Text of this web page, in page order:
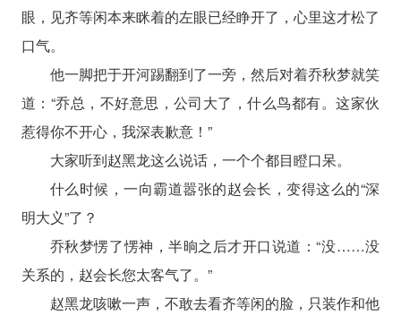
眼，见齐等闲本来眯着的左眼已经睁开了，心里这才松了
口气。
他一脚把于开河踢翻到了一旁，然后对着乔秋梦就笑
道：“乔总，不好意思，公司大了，什么鸟都有。这家伙
惹得你不开心，我深表歉意！”
大家听到赵黑龙这么说话，一个个都目瞪口呆。
什么时候，一向霸道嚣张的赵会长，变得这么的“深
明大义”了？
乔秋梦愣了愣神，半晌之后才开口说道：“没……没
关系的，赵会长您太客气了。”
赵黑龙咳嗽一声，不敢去看齐等闲的脸，只装作和他